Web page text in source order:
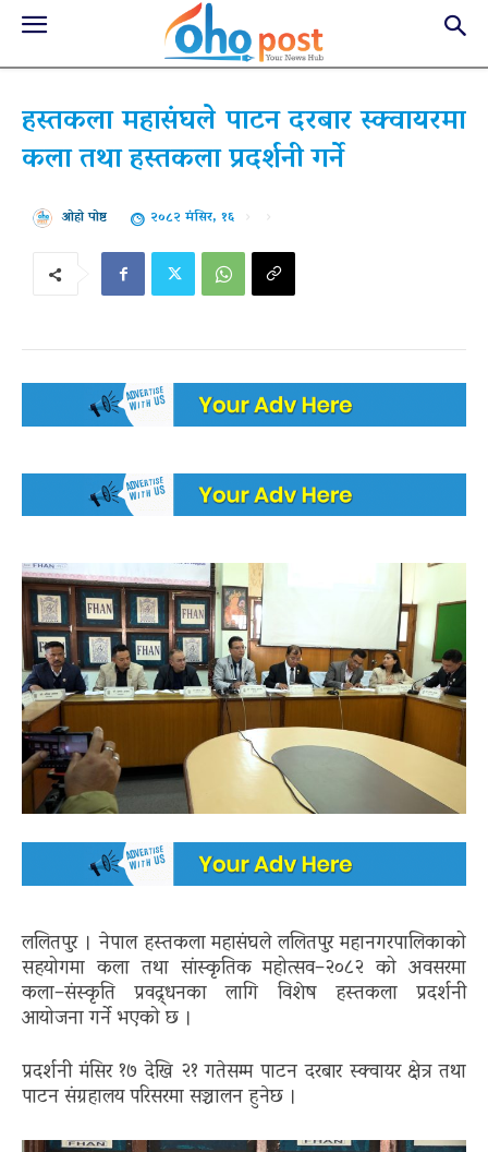
हस्तकला महासंघले पाटन दरबार स्क्वायरमा
कला तथा हस्तकला प्रदर्शनी गर्ने
ओहो पोष्ट २०८२ मंसिर, १६
ललितपुर । नेपाल हस्तकला महासंघले ललितपुर महानगरपालिकाको
सहयोगमा कला तथा सांस्कृतिक महोत्सव–२०८२ को अवसरमा
कला–संस्कृति प्रवद्र्धनका लागि विशेष हस्तकला प्रदर्शनी
आयोजना गर्ने भएको छ ।
प्रदर्शनी मंसिर १७ देखि २१ गतेसम्म पाटन दरबार स्क्वायर क्षेत्र तथा
पाटन संग्रहालय परिसरमा सञ्चालन हुनेछ ।